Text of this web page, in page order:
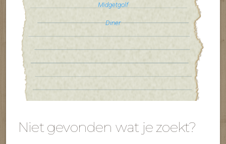
Midgetgolf
Diner
Niet gevonden wat je zoekt?